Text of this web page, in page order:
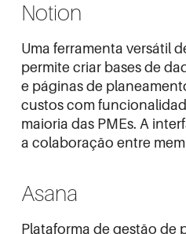
Notion
Uma ferramenta versátil
permite criar bases de
e páginas de
custos com
maioria das PMEs. A
a colaboração entre
Asana
Plataforma de gestão de